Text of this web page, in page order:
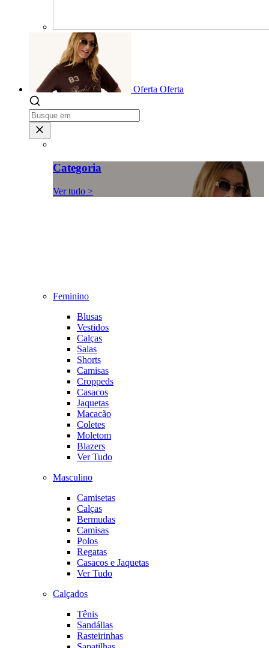
Oferta Oferta
Categoria
Ver tudo >
Feminino
Blusas
Vestidos
Calças
Saias
Shorts
Camisas
Croppeds
Casacos
Jaquetas
Macacão
Coletes
Moletom
Blazers
Ver Tudo
Masculino
Camisetas
Calças
Bermudas
Camisas
Polos
Regatas
Casacos e Jaquetas
Ver Tudo
Calçados
Tênis
Sandálias
Rasteirinhas